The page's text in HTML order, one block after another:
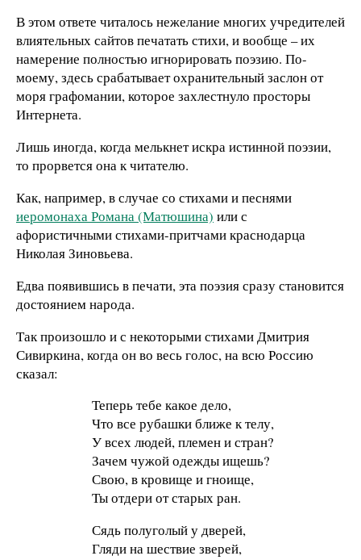
В этом ответе читалось нежелание многих учредителей
влиятельных сайтов печатать стихи, и вообще – их
намерение полностью игнорировать поэзию. По-
моему, здесь срабатывает охранительный заслон от
моря графомании, которое захлестнуло просторы
Интернета.
Лишь иногда, когда мелькнет искра истинной поэзии,
то прорвется она к читателю.
Как, например, в случае со стихами и песнями
иеромонаха Романа (Матюшина) или с
афористичными стихами-притчами краснодарца
Николая Зиновьева.
Едва появившись в печати, эта поэзия сразу становится
достоянием народа.
Так произошло и с некоторыми стихами Дмитрия
Сивиркина, когда он во весь голос, на всю Россию
сказал:
Теперь тебе какое дело,
Что все рубашки ближе к телу,
У всех людей, племен и стран?
Зачем чужой одежды ищешь?
Свою, в кровище и гноище,
Ты отдери от старых ран.
Сядь полуголый у дверей,
Гляди на шествие зверей,